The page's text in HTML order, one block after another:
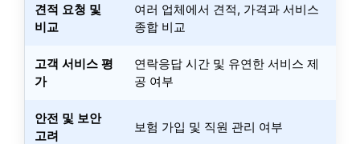
견적 요청 및
비교
여러 업체에서 견적, 가격과 서비스
종합 비교
고객 서비스 평
가
연락응답 시간 및 유연한 서비스 제
공 여부
안전 및 보안
고려
보험 가입 및 직원 관리 여부